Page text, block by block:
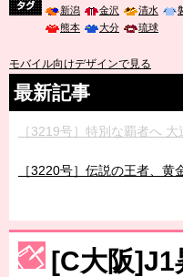
新潟
金沢 清水
熊本
大分 琉球
モバイル向けデザインで見る
最新記事
［3219号］特別な覇者へ
［3220号］伝説の王者、黄
［3230号］世界一への夢は
［3223号］一丸。日本出陣
[C大阪]J1